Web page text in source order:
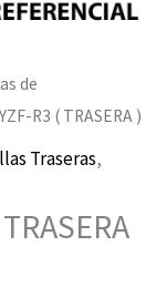
de
R3 ( TRASERA )
Traseras,